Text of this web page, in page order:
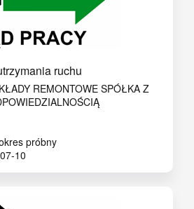
ruchu
REMONTOWE SPÓŁKA Z
próbny
10